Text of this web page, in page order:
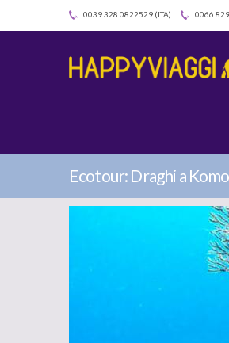
0039 328 0822529 (ITA) 0066
Ecotour: Draghi a